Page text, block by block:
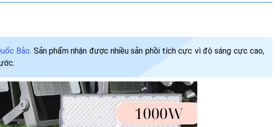
Bảo. Sản phẩm nhận được nhiều sản phồi tích cực vì độ sáng cực cao,